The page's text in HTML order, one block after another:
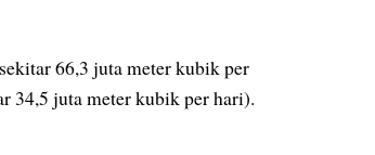
66,3 juta meter kubik per
34,5 juta meter kubik per hari).